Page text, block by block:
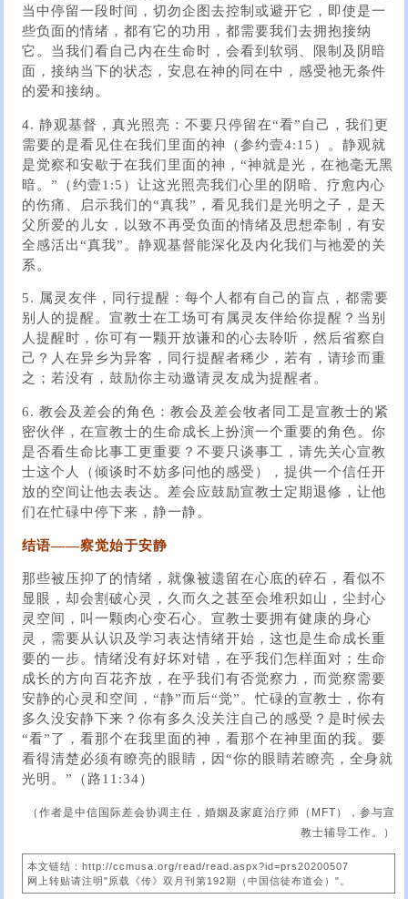
当中停留一段时间，切勿企图去控制或避开它，即使是一
些负面的情绪，都有它的功用，都需要我们去拥抱接纳
它。当我们看自己内在生命时，会看到软弱、限制及阴暗
面，接纳当下的状态，安息在神的同在中，感受祂无条件
的爱和接纳。
4. 静观基督，真光照亮：不要只停留在“看”自己，我们更
需要的是看见住在我们里面的神（参约壹4:15）。静观就
是觉察和安歇于在我们里面的神，“神就是光，在祂毫无黑
暗。”（约壹1:5）让这光照亮我们心里的阴暗、疗愈内心
的伤痛、启示我们的“真我”，看见我们是光明之子，是天
父所爱的儿女，以致不再受负面的情绪及思想牵制，有安
全感活出“真我”。静观基督能深化及内化我们与祂爱的关
系。
5. 属灵友伴，同行提醒：每个人都有自己的盲点，都需要
别人的提醒。宣教士在工场可有属灵友伴给你提醒？当别
人提醒时，你可有一颗开放谦和的心去聆听，然后省察自
己？人在异乡为异客，同行提醒者稀少，若有，请珍而重
之；若没有，鼓励你主动邀请灵友成为提醒者。
6. 教会及差会的角色：教会及差会牧者同工是宣教士的紧
密伙伴，在宣教士的生命成长上扮演一个重要的角色。你
是否看生命比事工更重要？不要只谈事工，请先关心宣教
士这个人（倾谈时不妨多问他的感受），提供一个信任开
放的空间让他去表达。差会应鼓励宣教士定期退修，让他
们在忙碌中停下来，静一静。
结语——察觉始于安静
那些被压抑了的情绪，就像被遗留在心底的碎石，看似不
显眼，却会割破心灵，久而久之甚至会堆积如山，尘封心
灵空间，叫一颗肉心变石心。宣教士要拥有健康的身心
灵，需要从认识及学习表达情绪开始，这也是生命成长重
要的一步。情绪没有好坏对错，在乎我们怎样面对；生命
成长的方向百花齐放，在乎我们有否觉察力，而觉察需要
安静的心灵和空间，“静”而后“觉”。忙碌的宣教士，你有
多久没安静下来？你有多久没关注自己的感受？是时候去
“看”了，看那个在我里面的神，看那个在神里面的我。要
看得清楚必须有瞭亮的眼睛，因“你的眼睛若瞭亮，全身就
光明。”（路11:34）
（作者是中信国际差会协调主任，婚姻及家庭治疗师（MFT），参与宣
教士辅导工作。）
本文链结：http://ccmusa.org/read/read.aspx?id=prs20200507
网上转贴请注明"原载《传》双月刊第192期（中国信徒布道会）"。